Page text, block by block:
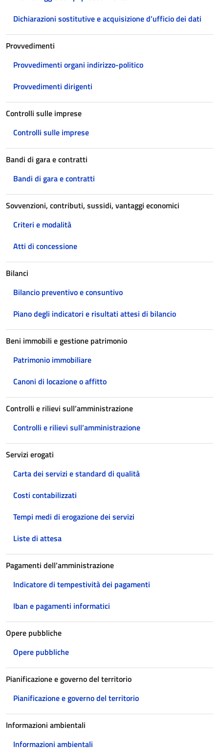
Dichiarazioni sostitutive e acquisizione d’ufficio dei dati
Provvedimenti
Provvedimenti organi indirizzo-politico
Provvedimenti dirigenti
Controlli sulle imprese
Controlli sulle imprese
Bandi di gara e contratti
Bandi di gara e contratti
Sovvenzioni, contributi, sussidi, vantaggi economici
Criteri e modalità
Atti di concessione
Bilanci
Bilancio preventivo e consuntivo
Piano degli indicatori e risultati attesi di bilancio
Beni immobili e gestione patrimonio
Patrimonio immobiliare
Canoni di locazione o affitto
Controlli e rilievi sull’amministrazione
Controlli e rilievi sull’amministrazione
Servizi erogati
Carta dei servizi e standard di qualità
Costi contabilizzati
Tempi medi di erogazione dei servizi
Liste di attesa
Pagamenti dell’amministrazione
Indicatore di tempestività dei pagamenti
Iban e pagamenti informatici
Opere pubbliche
Opere pubbliche
Pianificazione e governo del territorio
Pianificazione e governo del territorio
Informazioni ambientali
Informazioni ambientali